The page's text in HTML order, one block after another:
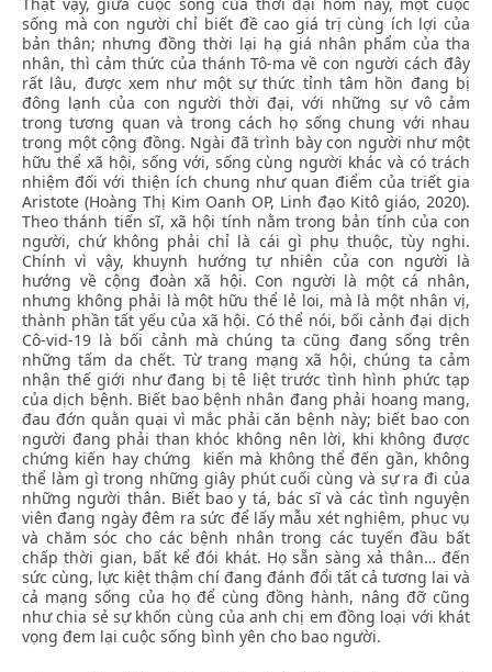
sống mà con người chỉ biết đề cao giá trị cùng ích lợi của
bản thân; nhưng đồng thời lại hạ giá nhân phẩm của tha
nhân, thì cảm thức của thánh Tô-ma về con người cách đây
rất lâu, được xem như một sự thức tỉnh tâm hồn đang bị
đông lạnh của con người thời đại, với những sự vô cảm
trong tương quan và trong cách họ sống chung với nhau
trong một cộng đồng. Ngài đã trình bày con người như một
hữu thể xã hội, sống với, sống cùng người khác và có trách
nhiệm đối với thiện ích chung như quan điểm của triết gia
Aristote (Hoàng Thị Kim Oanh OP, Linh đạo Kitô giáo, 2020).
Theo thánh tiến sĩ, xã hội tính nằm trong bản tính của con
người, chứ không phải chỉ là cái gì phụ thuộc, tùy nghi.
Chính vì vậy, khuynh hướng tự nhiên của con người là
hướng về cộng đoàn xã hội. Con người là một cá nhân,
nhưng không phải là một hữu thể lẻ loi, mà là một nhân vị,
thành phần tất yếu của xã hội. Có thể nói, bối cảnh đại dịch
Cô-vid-19 là bối cảnh mà chúng ta cũng đang sống trên
những tấm da chết. Từ trang mạng xã hội, chúng ta cảm
nhận thế giới như đang bị tê liệt trước tình hình phức tạp
của dịch bệnh. Biết bao bệnh nhân đang phải hoang mang,
đau đớn quằn quại vì mắc phải căn bệnh này; biết bao con
người đang phải than khóc không nên lời, khi không được
chứng kiến hay chứng kiến mà không thể đến gần, không
thể làm gì trong những giây phút cuối cùng và sự ra đi của
những người thân. Biết bao y tá, bác sĩ và các tình nguyện
viên đang ngày đêm ra sức để lấy mẫu xét nghiệm, phục vụ
và chăm sóc cho các bệnh nhân trong các tuyến đầu bất
chấp thời gian, bất kể đói khát. Họ sẵn sàng xả thân… đến
sức cùng, lực kiệt thậm chí đang đánh đổi tất cả tương lai và
cả mạng sống của họ để cùng đồng hành, nâng đỡ cũng
như chia sẻ sự khốn cùng của anh chị em đồng loại với khát
vọng đem lại cuộc sống bình yên cho bao người.